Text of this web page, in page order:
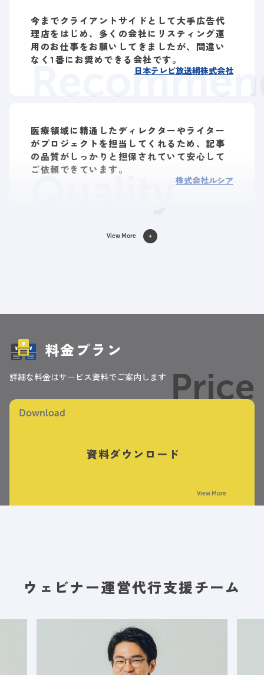
今までクライアントサイドとして大手広告代
理店をはじめ、多くの会社にリスティング運
用のお仕事をお願いしてきましたが、間違い
なく1番にお奨めできる会社です。
日本テレビ放送網株式会社
医療領域に精通したディレクターやライター
がプロジェクトを担当してくれるため、記事
の品質がしっかりと担保されていて安心して
ご依頼できています。
株式会社ルシア
View More
料金プラン
詳細な料金はサービス資料でご案内します
Download
資料ダウンロード
View More
Price
ウェビナー運営代行支援チーム